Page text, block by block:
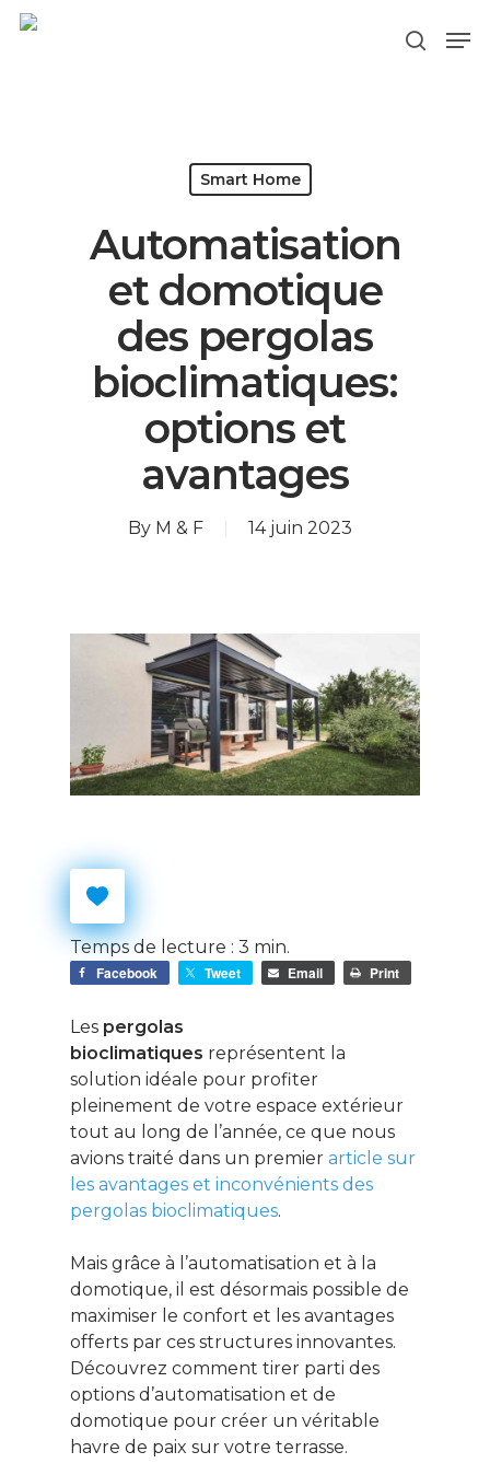
Smart Home
Automatisation
et domotique
des pergolas
bioclimatiques:
options et
avantages
By M & F 14 juin 2023
Temps de lecture : 3 min.
Facebook Tweet Email Print
Les pergolas
bioclimatiques représentent la
solution idéale pour profiter
pleinement de votre espace extérieur
tout au long de l’année, ce que nous
avions traité dans un premier article sur
les avantages et inconvénients des
pergolas bioclimatiques.
Mais grâce à l’automatisation et à la
domotique, il est désormais possible de
maximiser le confort et les avantages
offerts par ces structures innovantes.
Découvrez comment tirer parti des
options d’automatisation et de
domotique pour créer un véritable
havre de paix sur votre terrasse.